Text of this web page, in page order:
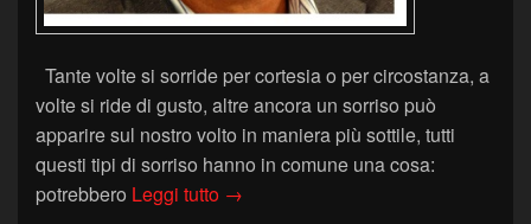
Tante volte si sorride per cortesia o per circostanza, a
volte si ride di gusto, altre ancora un sorriso può
apparire sul nostro volto in maniera più sottile, tutti
questi tipi di sorriso hanno in comune una cosa:
potrebbero Leggi tutto Sorrisi sinceri
→